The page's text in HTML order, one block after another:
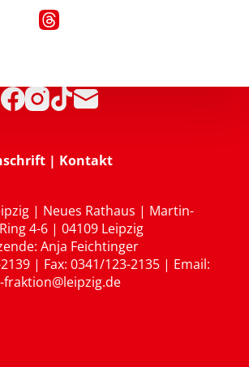
| Kontakt
| Neues Rathaus | Martin-
4-6 | 04109 Leipzig
Anja Feichtinger
| Fax: 0341/123-2135 | Email:
fraktion@leipzig.de